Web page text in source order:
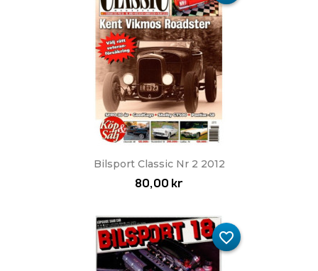
Bilsport Classic Nr 2 2012
80,00 kr
favorite_border